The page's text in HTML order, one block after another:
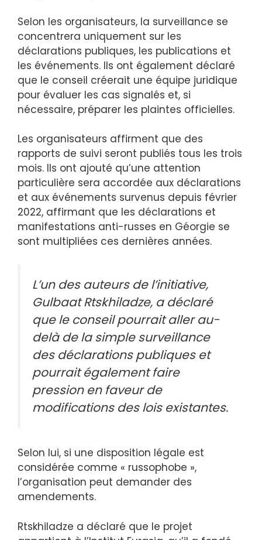
Selon les organisateurs, la surveillance se
concentrera uniquement sur les
déclarations publiques, les publications et
les événements. Ils ont également déclaré
que le conseil créerait une équipe juridique
pour évaluer les cas signalés et, si
nécessaire, préparer les plaintes officielles.
Les organisateurs affirment que des
rapports de suivi seront publiés tous les trois
mois. Ils ont ajouté qu’une attention
particulière sera accordée aux déclarations
et aux événements survenus depuis février
2022, affirmant que les déclarations et
manifestations anti-russes en Géorgie se
sont multipliées ces dernières années.
L’un des auteurs de l’initiative,
Gulbaat Rtskhiladze, a déclaré
que le conseil pourrait aller au-
delà de la simple surveillance
des déclarations publiques et
pourrait également faire
pression en faveur de
modifications des lois existantes.
Selon lui, si une disposition légale est
considérée comme « russophobe »,
l’organisation peut demander des
amendements.
Rtskhiladze a déclaré que le projet